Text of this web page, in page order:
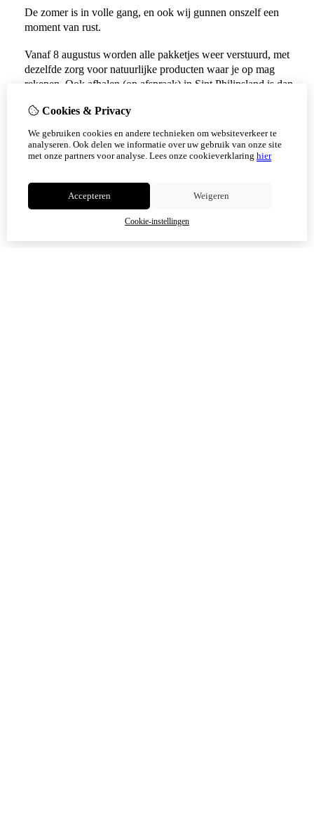
Cookies & Privacy
We gebruiken cookies en andere technieken om websiteverkeer te
analyseren. Ook delen we informatie over uw gebruik van onze site
met onze partners voor analyse. Lees onze cookieverklaring hier
Accepteren Weigeren
Cookie-instellingen
De zomer is in volle gang, en ook wij gunnen onszelf een
moment van rust.
Vanaf 8 augustus worden alle pakketjes weer verstuurd, met
dezelfde zorg voor natuurlijke producten waar je op mag
rekenen. Ook afhalen (op afspraak) in Sint Philipsland is dan
Vanaf 17 augustus zijn alle afhaalpunten (Tholen en
Scherpenisse) weer geopend.